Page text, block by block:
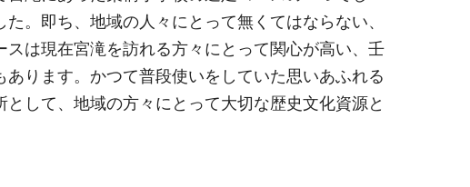
。即ち、地域の人々にとって無くてはならない、
は現在宮滝を訪れる方々にとって関心が高い、壬
ります。かつて普段使いをしていた思いあふれる
して、地域の方々にとって大切な歴史文化資源と